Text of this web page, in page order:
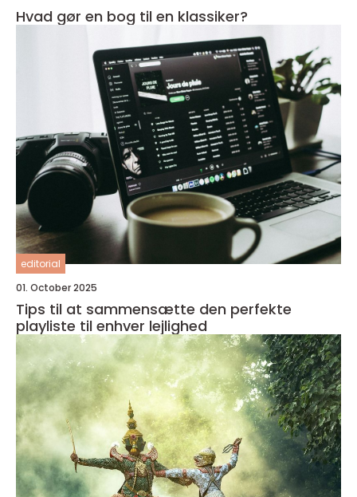
Hvad gør en bog til en klassiker?
editorial
01. October 2025
Tips til at sammensætte den perfekte
playliste til enhver lejlighed